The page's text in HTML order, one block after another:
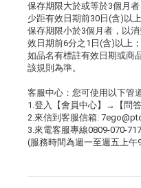
保存期限大於或等於3個月
少距有效日期前30日(含)以上
保存期限小於3個月者，以
效日期前6分之1日(含)以上；
如品名有標註有效日期或商
該規則為準。
客服中心：您可使用以下管
1.登入【會員中心】→【問
2.來信到客服信箱:
3.來電客服專線0809-070-717
(服務時間為週一至週五上午